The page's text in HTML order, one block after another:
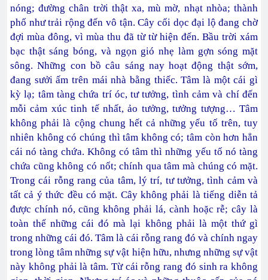
nóng; đường chân trời thật xa, mù mờ, nhạt nhòa; thành
phố như trải rộng đến vô tận. Cây cối dọc đại lộ đang chờ
đợi mùa đông, vì mùa thu đã từ từ hiện đến. Bầu trời xám
bạc thật sáng bóng, và ngọn gió nhẹ làm gợn sóng mặt
sông. Những con bồ câu sáng nay hoạt động thật sớm,
đang sưởi ấm trên mái nhà bằng thiếc. Tâm là một cái gì
kỳ lạ; tâm tàng chứa trí óc, tư tưởng, tình cảm và chí đến
mỗi cảm xúc tinh tế nhất, ảo tưởng, tưởng tượng… Tâm
không phải là cộng chung hết cả những yếu tố trên, tuy
nhiên không có chúng thì tâm không có; tâm còn hơn hẳn
cái nó tàng chứa. Không có tâm thì những yếu tố nó tàng
chứa cũng không có nốt; chính qua tâm mà chúng có mặt.
Trong cái rỗng rang của tâm, lý trí, tư tưởng, tình cảm và
tất cả ý thức đều có mặt. Cây không phải là tiếng diễn tả
được chính nó, cũng không phải lá, cành hoặc rễ; cây là
toàn thể những cái đó mà lại không phải là một thứ gì
trong những cái đó. Tâm là cái rỗng rang đó và chính ngay
trong lòng tâm những sự vật hiện hữu, nhưng những sự vật
này không phải là tâm. Từ cái rỗng rang đó sinh ra không